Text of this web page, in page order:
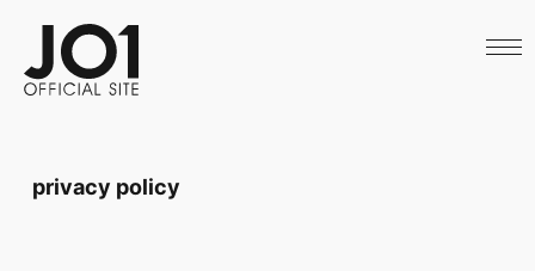
SCHEDULE
ARCHIVES
privacy policy